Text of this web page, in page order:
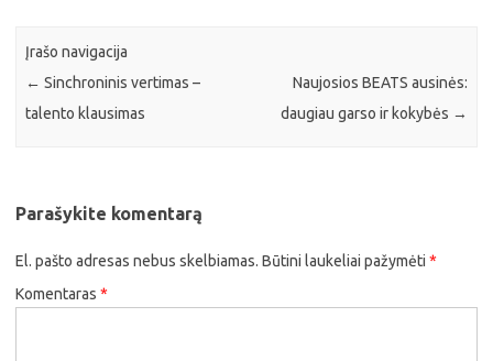
Įrašo navigacija
← Sinchroninis vertimas –
talento klausimas
Naujosios BEATS ausinės:
daugiau garso ir kokybės →
Parašykite komentarą
El. pašto adresas nebus skelbiamas. Būtini laukeliai pažymėti *
Komentaras *